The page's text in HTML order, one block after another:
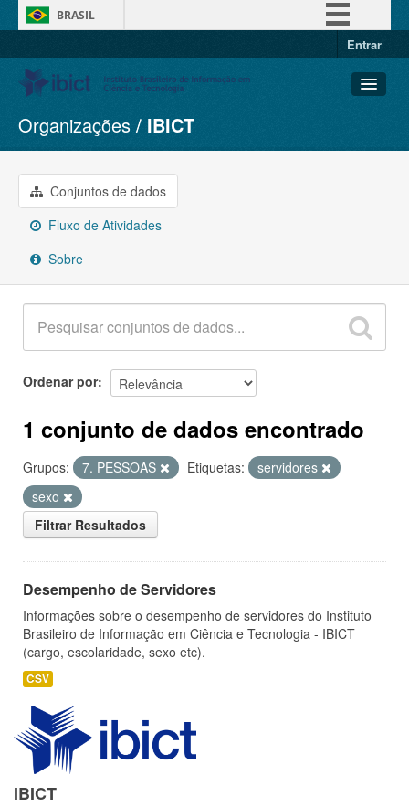
BRASIL
Entrar
Conjuntos de dados
Organizações
Grupos
Sobre
Organizações IBICT
Conjuntos de dados
Fluxo de Atividades
Sobre
Ordenar por
1 conjunto de dados encontrado
Grupos: 7. PESSOAS Etiquetas:
servidores
sexo
Filtrar Resultados
Desempenho de Servidores
Informações sobre o desempenho de servidores do Instituto
Brasileiro de Informação em Ciência e Tecnologia - IBICT
(cargo, escolaridade, sexo etc).
CSV
IBICT